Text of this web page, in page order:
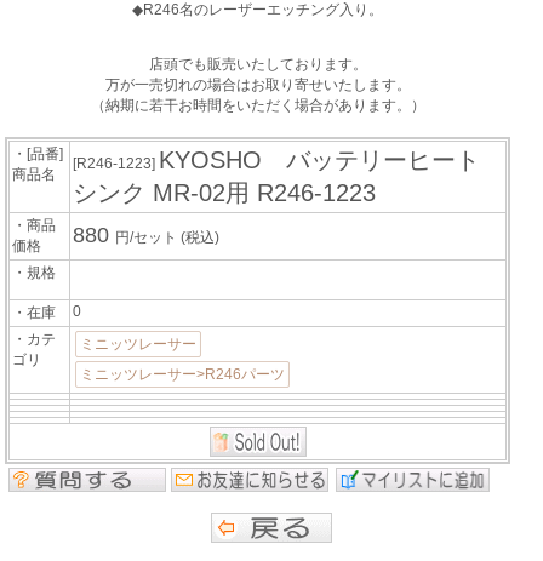
◆R246名のレーザーエッチング入り。
店頭でも販売いたしております。
万が一売切れの場合はお取り寄せいたします。
（納期に若干お時間をいただく場合があります。）
・[品番]
商品名
[R246-1223] KYOSHO バッテリーヒート
シンク MR-02用 R246-1223
・商品
価格
880 円/セット(税込)
・規格
・在庫
0
・カテ
ゴリ
ミニッツレーサー
ミニッツレーサー>R246パーツ